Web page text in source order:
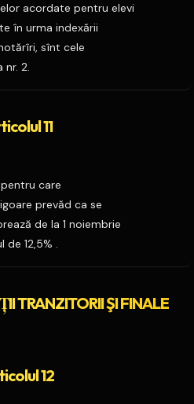
acordate pentru elevi
în urma indexării
sînt cele
nr. 2.
11
care
prevăd ca se
de la 1 noiembrie
de 12,5% .
TRANZITORII ŞI FINALE
12